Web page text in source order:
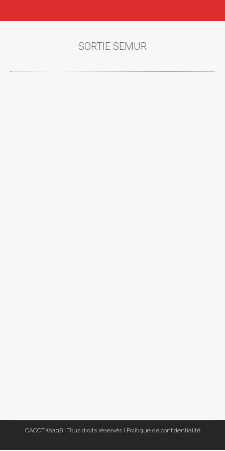
SORTIE SEMUR
CACCT ©2018 I Tous droits réservés I Politique de confidentialité